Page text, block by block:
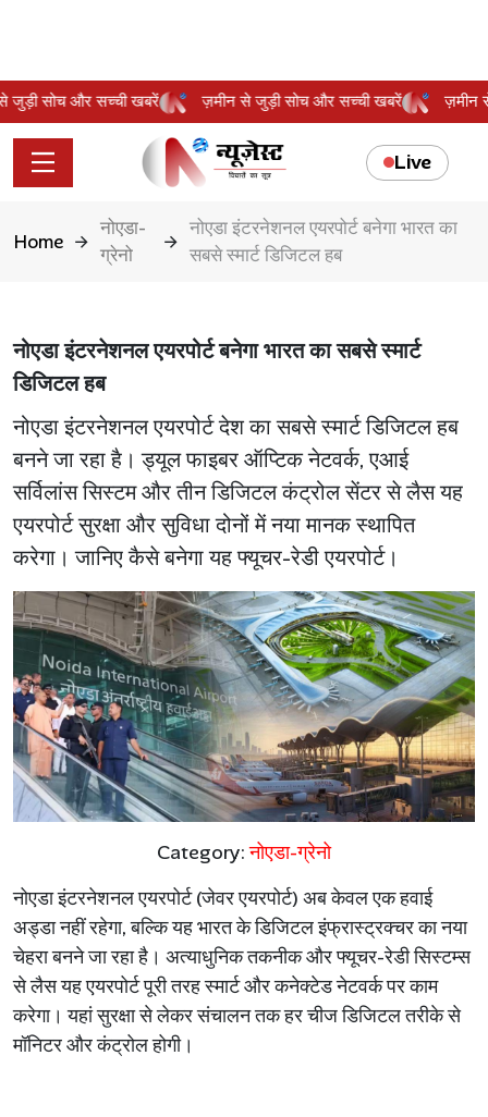
से जुड़ी सोच और सच्ची खबरें ज़मीन से जुड़ी सोच और सच्ची खबरें
Live
Home
नोएडा-
ग्रेनो
नोएडा इंटरनेशनल एयरपोर्ट बनेगा भारत का
सबसे स्मार्ट डिजिटल हब
नोएडा इंटरनेशनल एयरपोर्ट बनेगा भारत का सबसे स्मार्ट
डिजिटल हब
नोएडा इंटरनेशनल एयरपोर्ट देश का सबसे स्मार्ट डिजिटल हब
बनने जा रहा है। ड्यूल फाइबर ऑप्टिक नेटवर्क, एआई
सर्विलांस सिस्टम और तीन डिजिटल कंट्रोल सेंटर से लैस यह
एयरपोर्ट सुरक्षा और सुविधा दोनों में नया मानक स्थापित
करेगा। जानिए कैसे बनेगा यह फ्यूचर-रेडी एयरपोर्ट।
Category:नोएडा-ग्रेनो
नोएडाइंटरनेशनलएयरपोर्ट(जेवरएयरपोर्ट) अबकेवलएकहवाई
अड्डानहींरहेगा,बल्कियहभारतकेडिजिटलइंफ्रास्ट्रक्चरकानया
चेहराबननेजारहाहै। अत्याधुनिकतकनीकऔरफ्यूचर-रेडीसिस्टम्स
सेलैसयहएयरपोर्टपूरीतरहस्मार्टऔरकनेक्टेडनेटवर्कपरकाम
करेगा। यहांसुरक्षासेलेकरसंचालनतकहरचीजडिजिटलतरीकेसे
मॉनिटरऔरकंट्रोलहोगी।